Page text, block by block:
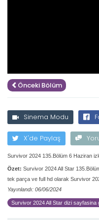
Önceki Bölüm
Sinema Modu
X'de Paylaş
Survivor 2024 135.Bölüm 6 Haziran
Özet: Survivor 2024 All Star
tek parça ve full hd olarak Survivor
Yayınlandı: 06/06/2024
Survivor 2024 All Star dizi sayfasina